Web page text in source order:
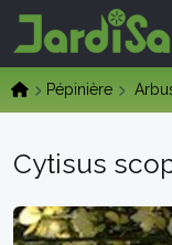
Pépinière
Cytisus